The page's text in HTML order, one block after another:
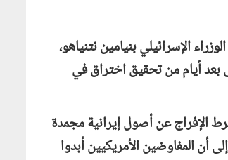
الإسرائيلي بنيامين نتنياهو،
بعد أيام من تحقيق اختراق في
الإفراج عن أصول إيرانية مجمدة
أن المفاوضين الأمريكيين أبدوا